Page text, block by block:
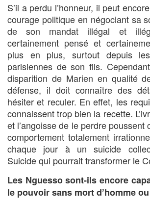
S’il a perdu l’honneur, il peut
courage politique en négociant sa
de son mandat illégal et
certainement pensé et
plus en plus, surtout depuis les
parisiennes de son fils.
disparition de Marien en qualité
défense, il doit connaître des
hésiter et reculer. En effet, les
connaissent trop bien la recette.
et l’angoisse de le perdre poussent
comportement totalement
chaque jour à un suicide
Suicide qui pourrait transformer le
Les Nguesso sont-ils encore
le pouvoir sans mort d’homme